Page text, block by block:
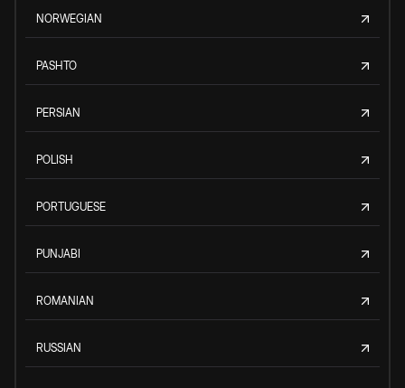
NORWEGIAN
PASHTO
PERSIAN
POLISH
PORTUGUESE
PUNJABI
ROMANIAN
RUSSIAN